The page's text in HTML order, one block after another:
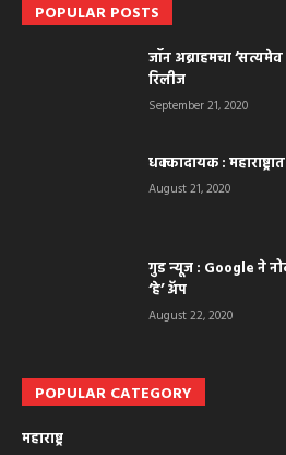
POPULAR POSTS
जॉन अब्राहमचा
रिलीज
September 21, 2020
धक्कादायक :
August 21, 2020
गुड न्यूज : Google ने
‘हे’ अ‍ॅप
August 22, 2020
POPULAR CATEGORY
महाराष्ट्र